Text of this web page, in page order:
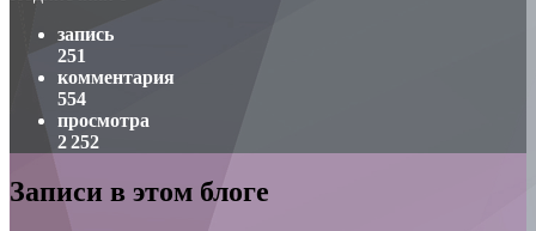
запись
251
комментария
554
просмотра
2 252
Записи в этом блоге